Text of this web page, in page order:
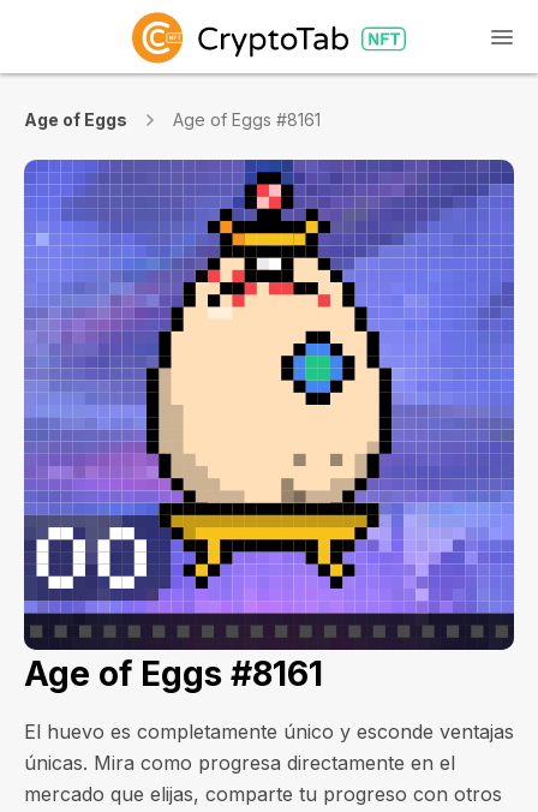
Age of Eggs Age of Eggs #8161
Age of Eggs #8161
El huevo es completamente único y esconde ventajas
únicas. Mira como progresa directamente en el
mercado que elijas, comparte tu progreso con otros